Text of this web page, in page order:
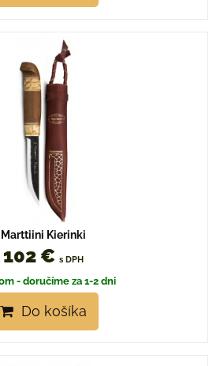
Marttiini Kierinki
102 € s DPH
- doručíme za 1-2 dni
Do košíka